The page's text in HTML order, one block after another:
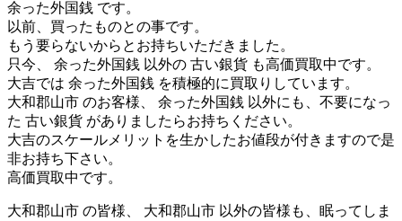
余った外国銭 です。
以前、買ったものとの事です。
もう要らないからとお持ちいただきました。
只今、 余った外国銭 以外の 古い銀貨 も高価買取中です。
大吉では 余った外国銭 を積極的に買取りしています。
大和郡山市 のお客様、 余った外国銭 以外にも、不要になっ
た 古い銀貨 がありましたらお持ちください。
大吉のスケールメリットを生かしたお値段が付きますので是
非お持ち下さい。
高価買取中です。
大和郡山市 の皆様、 大和郡山市 以外の皆様も、眠ってしま